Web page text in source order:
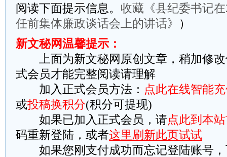
阅读下面提示信息。 收藏《县纪委书记
任前集体廉政谈话会上的讲话》
）
新文秘网温馨提示：
上面为新文秘网原创文章，稍加修改
式会员才能完整阅读请理解
加入正式会员方法： 点此在线智能
或投稿换积分(积分可提现)
如果已加入正式会员，请点此到本
码重新登陆，或者这里刷新此页试试
如果您刚支付成功而忘记登陆账号，